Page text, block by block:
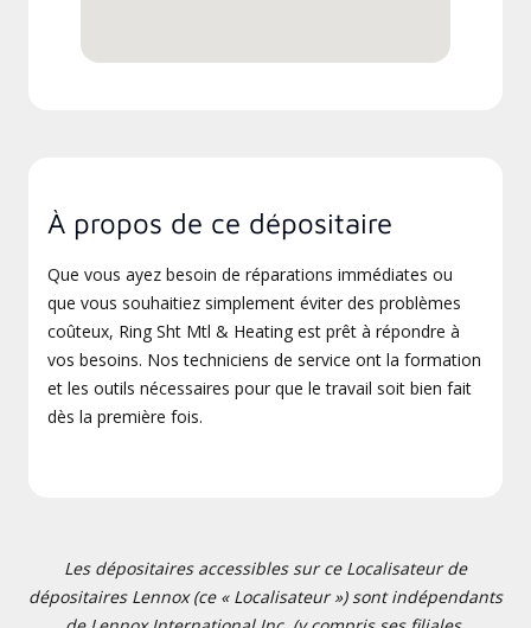
À propos de ce dépositaire
Que vous ayez besoin de réparations immédiates ou
que vous souhaitiez simplement éviter des problèmes
coûteux, Ring Sht Mtl & Heating est prêt à répondre à
vos besoins. Nos techniciens de service ont la formation
et les outils nécessaires pour que le travail soit bien fait
dès la première fois.
Les dépositaires accessibles sur ce Localisateur de
dépositaires Lennox (ce « Localisateur ») sont indépendants